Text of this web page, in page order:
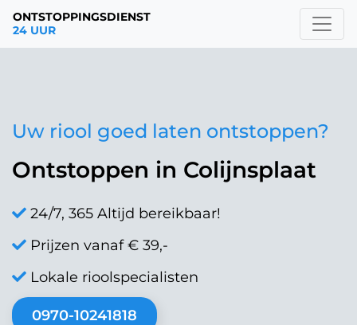
ONTSTOPPINGSDIENST
24 UUR
Uw riool goed laten ontstoppen?
Ontstoppen in Colijnsplaat
24/7, 365 Altijd bereikbaar!
Prijzen vanaf € 39,-
Lokale rioolspecialisten
0970-10241818